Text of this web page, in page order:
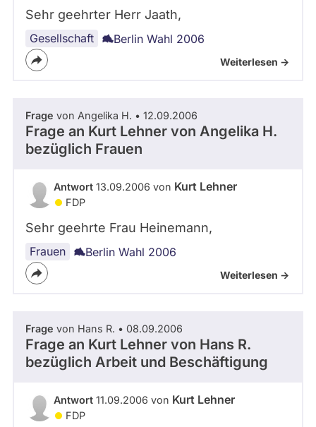
Sehr geehrter Herr Jaath,
Gesellschaft Berlin Wahl 2006
Weiterlesen ->
Frage von Angelika H. • 12.09.2006
Frage an Kurt Lehner von Angelika H.
bezüglich Frauen
Antwort 13.09.2006 von Kurt Lehner
FDP
Sehr geehrte Frau Heinemann,
Frauen Berlin Wahl 2006
Weiterlesen ->
Frage von Hans R. • 08.09.2006
Frage an Kurt Lehner von Hans R.
bezüglich Arbeit und Beschäftigung
Antwort 11.09.2006 von Kurt Lehner
FDP